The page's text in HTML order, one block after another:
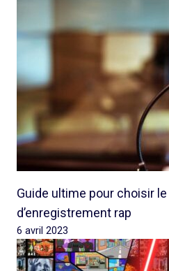
Guide ultime pour choisir
d’enregistrement rap
6 avril 2023